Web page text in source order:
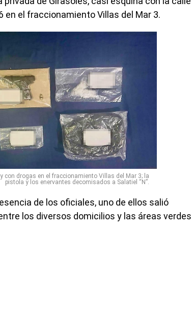
en el fraccionamiento Villas del Mar 3.
con drogas en el fraccionamiento Villas del Mar 3; la
pistola y los enervantes decomisados a Salatiel “N”.
de los oficiales, uno de ellos salió
los diversos domicilios y las áreas verdes